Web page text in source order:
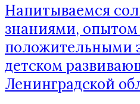
Напитываемся
знаниями,
положительными
детском
Ленинградской